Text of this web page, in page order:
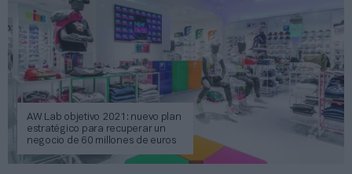
AW Lab objetivo 2021: nuevo plan
estratégico para recuperar un
negocio de 60 millones de euros